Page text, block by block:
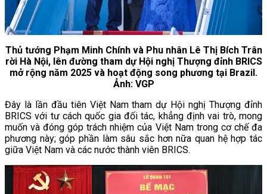
Thủ tướng Phạm Minh Chính và Phu nhân Lê Thị Bích Trân
rời Hà Nội, lên đường tham dự Hội nghị Thượng đỉnh BRICS
mở rộng năm 2025 và hoạt động song phương tại Brazil.
Ảnh: VGP
Đây là lần đầu tiên Việt Nam tham dự Hội nghị Thượng đỉnh
BRICS với tư cách quốc gia đối tác, khẳng định vai trò, mong
muốn và đóng góp trách nhiệm của Việt Nam trong cơ chế đa
phương này; góp phần làm sâu sắc hơn nữa quan hệ hợp tác
giữa Việt Nam và các nước thành viên BRICS.